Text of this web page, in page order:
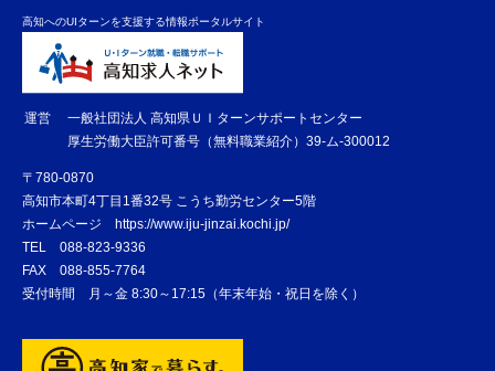
高知へのUIターンを支援する情報ポータルサイト
運営
一般社団法人 高知県ＵＩターンサポートセンター
厚生労働大臣許可番号（無料職業紹介）39-ム-300012
〒780-0870
高知市本町4丁目1番32号 こうち勤労センター5階
ホームページ https://www.iju-jinzai.kochi.jp/
TEL 088-823-9336
FAX 088-855-7764
受付時間 月～金 8:30～17:15（年末年始・祝日を除く）